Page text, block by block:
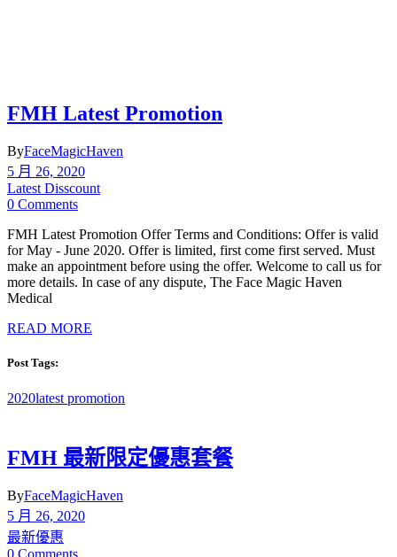
FMH Latest Promotion
ByFaceMagicHaven
5 月 26, 2020
Latest Disscount
0 Comments
FMH Latest Promotion Offer Terms and Conditions: Offer is valid
for May - June 2020. Offer is limited, first come first served. Must
make an appointment before using the offer. Welcome to call us for
more details. In case of any dispute, The Face Magic Haven
Medical
READ MORE
Post Tags:
2020latest promotion
FMH 最新限定優惠套餐
ByFaceMagicHaven
5 月 26, 2020
最新優惠